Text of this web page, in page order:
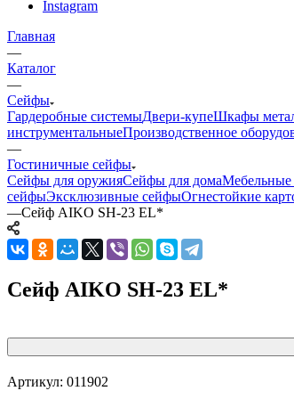
Instagram
Главная
—
Каталог
—
Сейфы
Гардеробные системыДвери-купеШкафы
инструментальныеПроизводственное
—
Гостиничные сейфы
Сейфы для оружияСейфы для дома
сейфыЭксклюзивные сейфыОгнестойкие
—Сейф AIKO SH-23 EL*
Сейф AIKO SH-23 EL*
Артикул: 011902